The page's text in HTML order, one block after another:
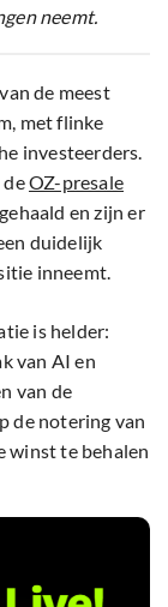
neemt.
de meest
met flinke
investeerders.
deOZ-presale
en zijn er
duidelijk
inneemt.
is helder:
van AI en
van de
de notering van
winst te behalen